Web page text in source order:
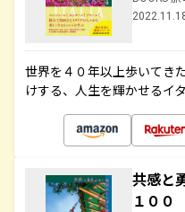
世界を４０年以上歩いてき
けする、人生を輝かせるイ
共感と
１００